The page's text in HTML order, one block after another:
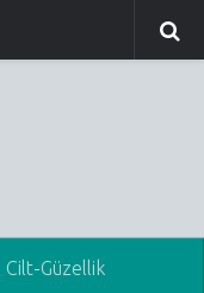
Cilt-Güzellik